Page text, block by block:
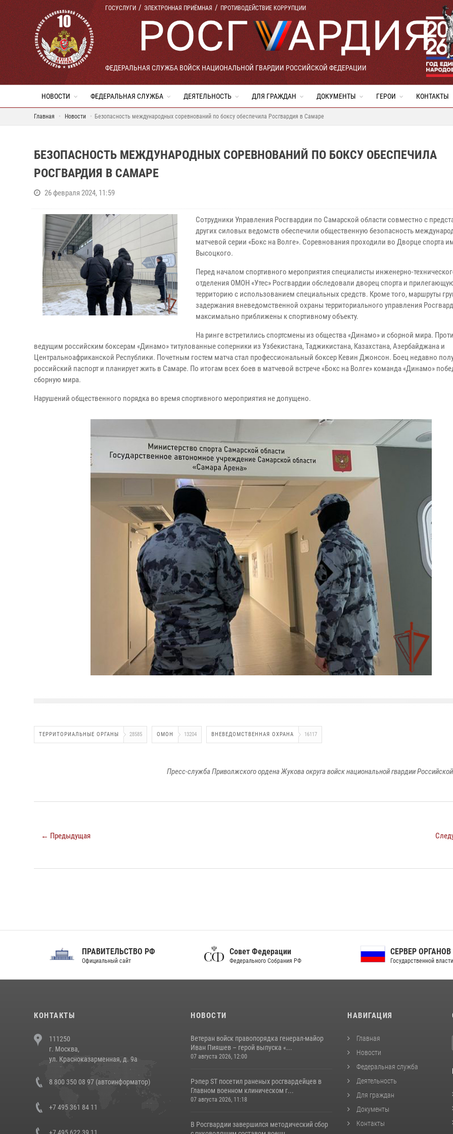
ГОСУСЛУГИ ЭЛЕКТРОННАЯ ПРИЁМНАЯ ПРОТИВОДЕЙСТВИЕ КОРРУПЦИИ
ФЕДЕРАЛЬНАЯ СЛУЖБА ВОЙСК НАЦИОНАЛЬНОЙ ГВАРДИИ РОССИЙСКОЙ ФЕДЕРАЦИИ
НОВОСТИ ФЕДЕРАЛЬНАЯ СЛУЖБА ДЕЯТЕЛЬНОСТЬ ДЛЯ ГРАЖДАН ДОКУМЕНТЫ ГЕРОИ КОНТАКТЫ
Главная Новости Безопасность международных соревнований по боксу обеспечила Росгвардия в Самаре
БЕЗОПАСНОСТЬ МЕЖДУНАРОДНЫХ СОРЕВНОВАНИЙ ПО БОКСУ ОБЕСПЕЧИЛА
РОСГВАРДИЯ В САМАРЕ
26 февраля 2024, 11:59
Сотрудники Управления Росгвардии по Самарской области совместно с
других силовых ведомств обеспечили общественную безопасность
матчевой серии «Бокс на Волге». Соревнования проходили во Дворце спорта
Высоцкого.
Перед началом спортивного мероприятия специалисты инженерно-
отделения ОМОН «Утес» Росгвардии обследовали дворец спорта и
территорию с использованием специальных средств. Кроме того, маршруты
задержания вневедомственной охраны территориального управления
максимально приближены к спортивному объекту.
На ринге встретились спортсмены из общества «Динамо» и сборной мира.
ведущим российским боксерам «Динамо» титулованные соперники из Узбекистана, Таджикистана, Казахстана, Азербайджана и
Центральноафриканской Республики. Почетным гостем матча стал профессиональный боксер Кевин Джонсон. Боец недавно
российский паспорт и планирует жить в Самаре. По итогам всех боев в матчевой встрече «Бокс на Волге» команда «Динамо»
сборную мира.
Нарушений общественного порядка во время спортивного мероприятия не допущено.
ТЕРРИТОРИАЛЬНЫЕ ОРГАНЫ 28585 ОМОН 13204 ВНЕВЕДОМСТВЕННАЯ ОХРАНА 16117
Пресс-служба Приволжского ордена Жукова округа войск национальной гвардии
← Предыдущая
ПРАВИТЕЛЬСТВО РФ
Официальный сайт
Совет Федерации
Федерального Собрания РФ
СЕРВЕР ОРГАНОВ
Государственной власти РФ
КОНТАКТЫ
111250
г. Москва,
ул. Красноказарменная, д. 9а
8 800 350 08 97 (автоинформатор)
+7 495 361 84 11
НОВОСТИ
Ветеран войск правопорядка генерал-майор
Иван Пияшев – герой выпуска «...
07 августа 2026, 12:00
Рэпер ST посетил раненых росгвардейцев в
Главном военном клиническом г...
07 августа 2026, 11:18
В Росгвардии завершился методический сбор
НАВИГАЦИЯ
Главная
Новости
Федеральная служба
Деятельность
Для граждан
Документы
Контакты